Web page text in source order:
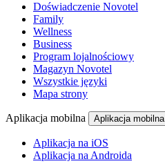
Doświadczenie Novotel
Family
Wellness
Business
Program lojalnościowy
Magazyn Novotel
Wszystkie języki
Mapa strony
Aplikacja mobilna Aplikacja mobilna
Aplikacja na iOS
Aplikacja na Androida